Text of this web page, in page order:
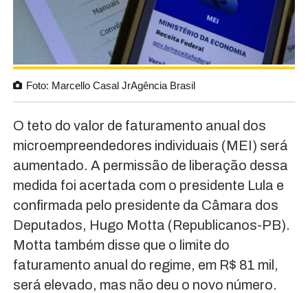
Foto: Marcello Casal JrAgência Brasil
O teto do valor de faturamento anual dos
microempreendedores individuais (MEI) será
aumentado. A permissão de liberação dessa
medida foi acertada com o presidente Lula e
confirmada pelo presidente da Câmara dos
Deputados, Hugo Motta (Republicanos-PB).
Motta também disse que o limite do
faturamento anual do regime, em R$ 81 mil,
será elevado, mas não deu o novo número.